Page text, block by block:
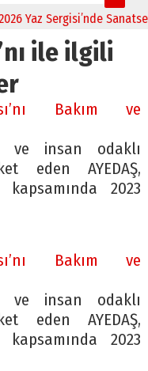
Yaz Sergisi’nde
ile ilgili
Bakım ve
ve insan odaklı
eden AYEDAŞ,
2023
Bakım ve
ve insan odaklı
eden AYEDAŞ,
2023